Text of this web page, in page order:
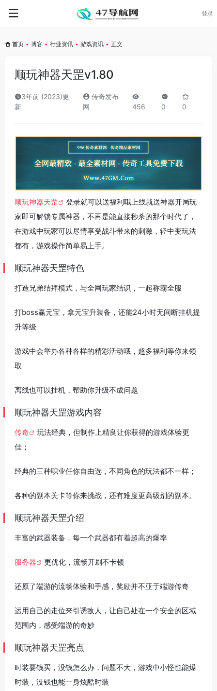
登录
首页 • 博客 • 行业资讯 • 游戏资讯 • 正文
顺玩神器天罡v1.80
3年前 (2023)更
新
传奇发布
网
456 0 0
顺玩神器天罡
登录就可以送福利哦上线就送神器开局玩
家即可解锁专属神器，不再是能直接秒杀的那个时代了，
在游戏中玩家可以尽情享受战斗带来的刺激，轻中变玩法
都有，游戏操作简单易上手。
顺玩神器天罡特色
打造兄弟结拜模式，与全网玩家结识，一起称霸全服
打boss赢元宝，拿元宝升装备，还能24小时无间断挂机提
升等级
游戏中会举办各种各样的精彩活动哦，超多福利等你来领
取
离线也可以挂机，帮助你升级不成问题
顺玩神器天罡游戏内容
传奇
玩法经典，但制作上精良让你获得的游戏体验更
佳；
经典的三种职业任你自由选，不同角色的玩法都不一样；
各种的副本关卡等你来挑战，还有难度更高级别的副本。
顺玩神器天罡介绍
丰富的武器装备，每一个武器都有着超高的爆率
服务器 更优化，流畅开刷不卡顿
还原了端游的流畅体验和手感，奖励并不亚于端游传奇
运用自己的走位来引诱敌人，让自己处在一个安全的区域
范围内，感受端游的奇妙
顺玩神器天罡亮点
时装要钱买，没钱怎么办，问题不大，游戏中小怪也能爆
时装，没钱也能一身炫酷时装